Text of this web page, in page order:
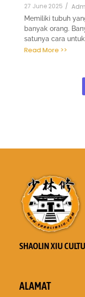
27 June 2025 /
Memiliki tubuh
banyak orang.
satunya cara
Read More >>
SHAOLIN XIU
ALAMAT